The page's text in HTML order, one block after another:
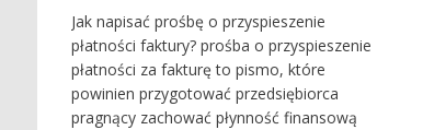
Jak napisać prośbę o przyspieszenie
płatności faktury? prośba o przyspieszenie
płatności za fakturę to pismo, które
powinien przygotować przedsiębiorca
pragnący zachować płynność finansową